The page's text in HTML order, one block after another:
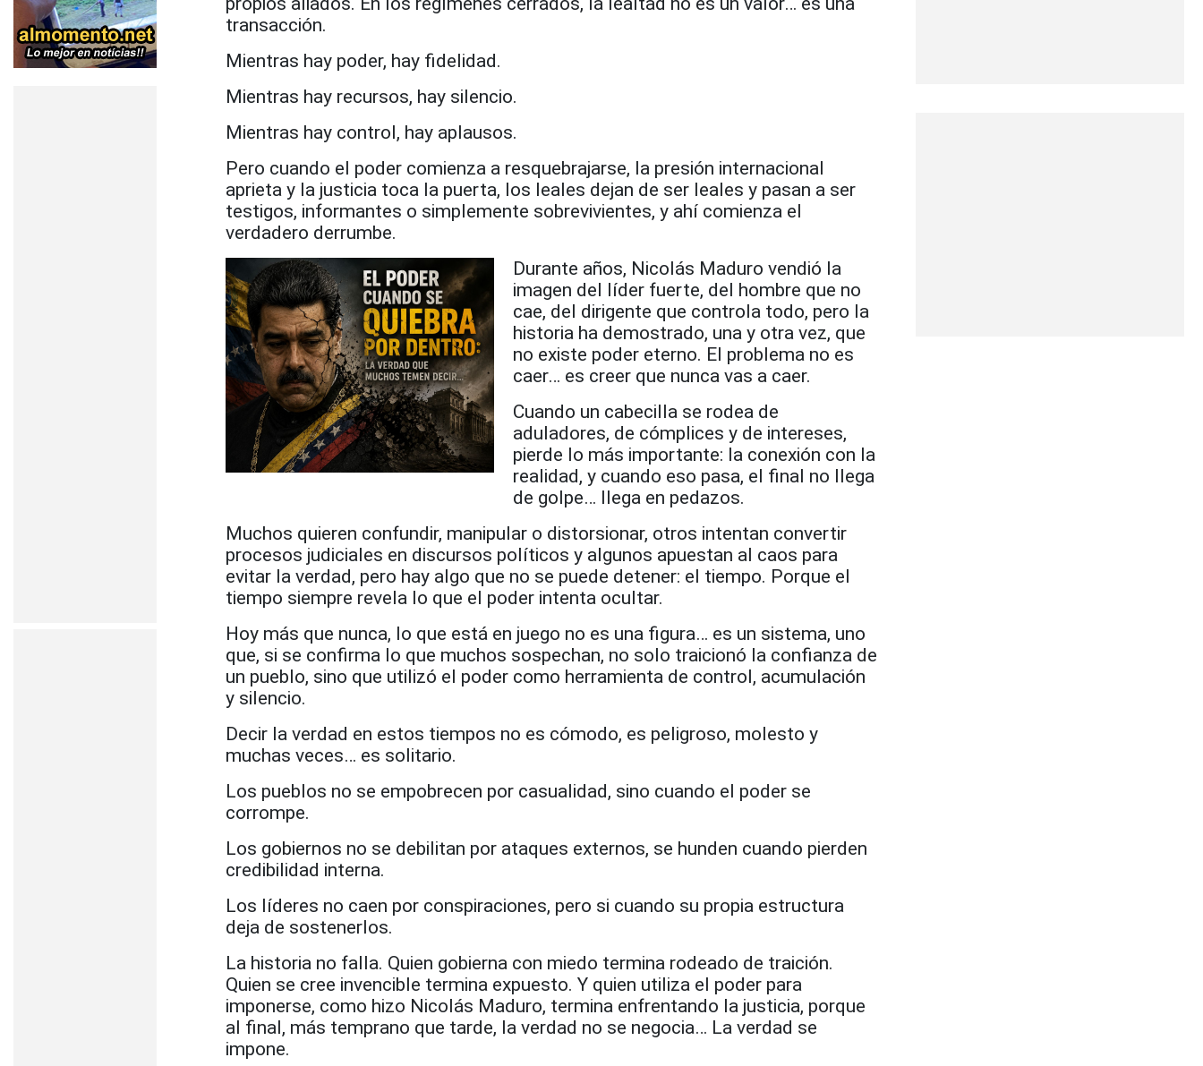
transacción.
Mientras hay poder, hay fidelidad.
Mientras hay recursos, hay silencio.
Mientras hay control, hay aplausos.
Pero cuando el poder comienza a resquebrajarse, la presión internacional
aprieta y la justicia toca la puerta, los leales dejan de ser leales y pasan a ser
testigos, informantes o simplemente sobrevivientes, y ahí comienza el
verdadero derrumbe.
Durante años, Nicolás Maduro vendió la
imagen del líder fuerte, del hombre que no
cae, del dirigente que controla todo, pero la
historia ha demostrado, una y otra vez, que
no existe poder eterno. El problema no es
caer… es creer que nunca vas a caer.
Cuando un cabecilla se rodea de
aduladores, de cómplices y de intereses,
pierde lo más importante: la conexión con la
realidad, y cuando eso pasa, el final no llega
de golpe… llega en pedazos.
Muchos quieren confundir, manipular o distorsionar, otros intentan convertir
procesos judiciales en discursos políticos y algunos apuestan al caos para
evitar la verdad, pero hay algo que no se puede detener: el tiempo. Porque el
tiempo siempre revela lo que el poder intenta ocultar.
Hoy más que nunca, lo que está en juego no es una figura… es un sistema, uno
que, si se confirma lo que muchos sospechan, no solo traicionó la confianza de
un pueblo, sino que utilizó el poder como herramienta de control, acumulación
y silencio.
Decir la verdad en estos tiempos no es cómodo, es peligroso, molesto y
muchas veces… es solitario.
Los pueblos no se empobrecen por casualidad, sino cuando el poder se
corrompe.
Los gobiernos no se debilitan por ataques externos, se hunden cuando pierden
credibilidad interna.
Los líderes no caen por conspiraciones, pero si cuando su propia estructura
deja de sostenerlos.
La historia no falla. Quien gobierna con miedo termina rodeado de traición.
Quien se cree invencible termina expuesto. Y quien utiliza el poder para
imponerse, como hizo Nicolás Maduro, termina enfrentando la justicia, porque
al final, más temprano que tarde, la verdad no se negocia… La verdad se
impone.